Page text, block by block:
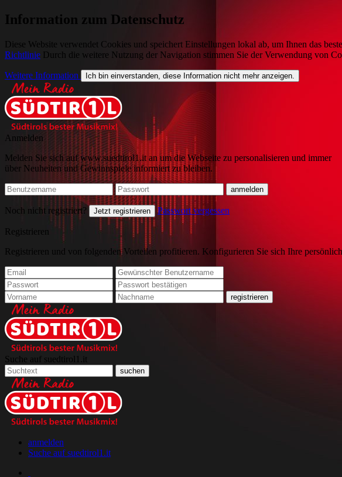
Information zum Datenschutz
Diese Website verwendet Cookies und speichert Einstellungen lokal ab, um Ihnen das
Richtlinie Durch die weitere Nutzung der Navigation stimmen Sie der Verwendung von
Weitere Information Ich bin einverstanden, diese Information nicht mehr anzeigen.
Anmelden
Melden Sie sich auf www.suedtirol1.it an um die Webseite zu personalisieren und immer
über Neuheiten und Gewinnspiele informiert zu bleiben.
Noch nicht registriert? Jetzt registrieren Passwort vergessen
Registrieren
Registrieren und von folgenden Vorteilen profitieren. Konfigurieren Sie sich Ihre
Suche auf suedtirol1.it
anmelden
Suche auf suedtirol1.it